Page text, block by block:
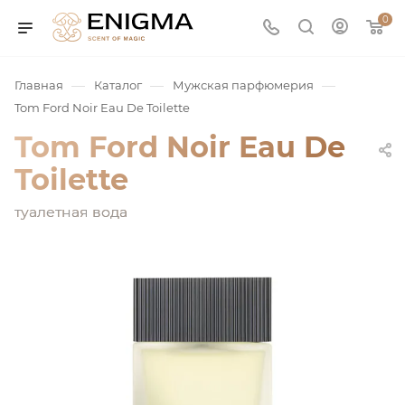
0
Главная — Каталог — Мужская парфюмерия —
Tom Ford Noir Eau De Toilette
Tom Ford Noir Eau De
Toilette
туалетная вода